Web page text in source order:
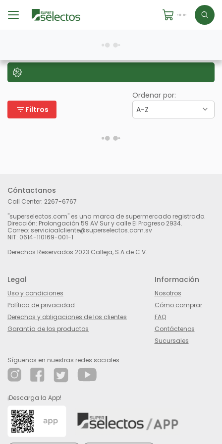
filter_list Filtros
Ordenar por:
A-Z
Cóntactanos
Call Center: 2267-6767
"superselectos.com" es una marca de supermercado registrado.
Dirección: Prolongación 59 AV Sur y calle El Progreso 2934.
Correo: servicioalcliente@superselectos.com.sv
NIT: 0614-110169-001-1
Derechos Reservados 2023 Calleja, S.A de C.V.
Legal
Uso y condiciones
Política de privacidad
Derechos y obligaciones de los clientes
Garantía de los productos
Información
Nosotros
Cómo comprar
FAQ
Contáctenos
Sucursales
Síguenos en nuestras redes sociales
¡Descarga la App!